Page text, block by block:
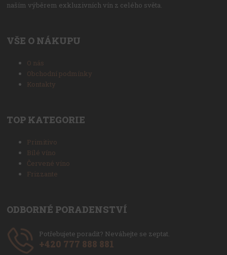
naším výběrem exkluzivních vín z celého světa.
VŠE O NÁKUPU
O nás
Obchodní podmínky
Kontakty
TOP KATEGORIE
Primitivo
Bílé víno
Červené víno
Frizzante
ODBORNÉ PORADENSTVÍ
Potřebujete poradit? Neváhejte se zeptat.
+420 777 888 881